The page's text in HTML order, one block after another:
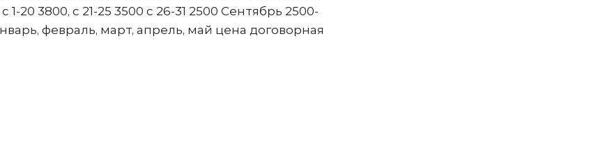
20 3800, с 21-25 3500 с 26-31 2500 Сентябрь 2500-
февраль, март, апрель, май цена договорная